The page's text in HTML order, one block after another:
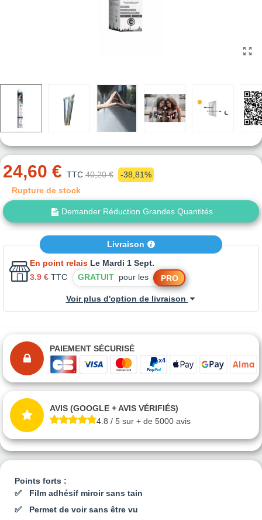
Points forts :
Film adhésif miroir sans tain
Permet de voir sans être vu
24,60 € TTC 40,20 €
-38,81%
Rupture de stock
Demander Réduction Grandes Quantités
Livraison
En point relais Le Mardi 1 Sept.
3.9 € TTC GRATUIT pour les PRO
Voir plus d'option de livraison
PAIEMENT SÉCURISÉ
AVIS (GOOGLE + AVIS VÉRIFIÉS)
4.8 / 5 sur + de 5000 avis